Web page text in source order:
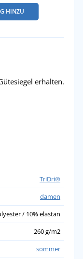
HINZU
erhalten.
TriDri®
damen
/ 10% elastan
260 g/m2
sommer